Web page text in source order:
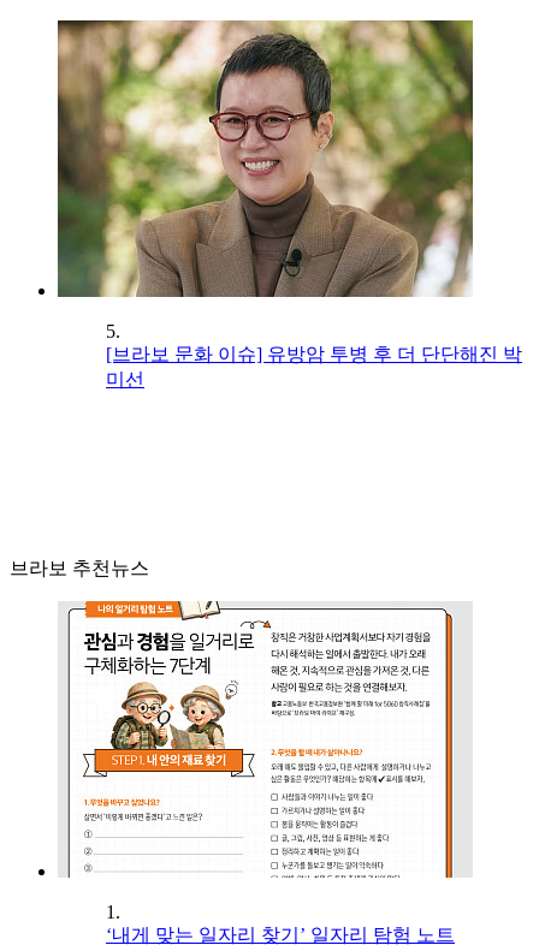
5.
[브라보 문화 이슈] 유방암 투병 후 더 단단해진 박
미선
브라보 추천뉴스
1.
‘내게 맞는 일자리 찾기’ 일자리 탐험 노트